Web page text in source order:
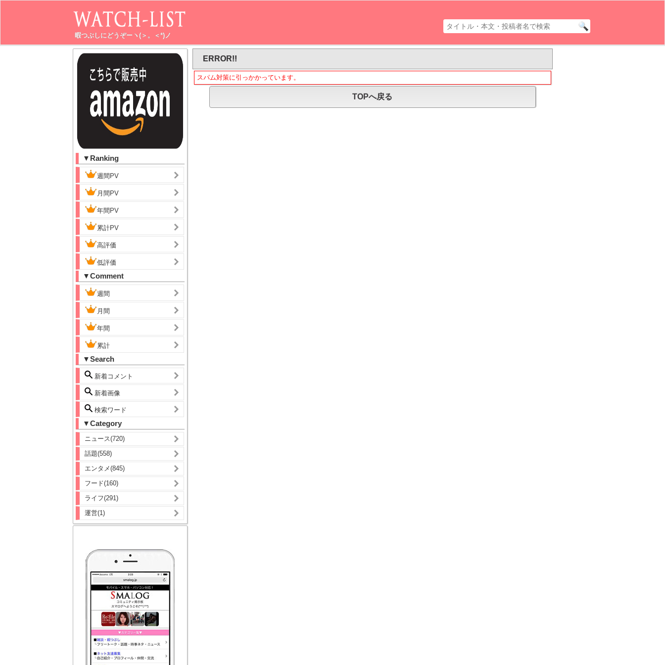
暇つぶしにどうぞーヽ(＞。＜*)ノ
▼Ranking
週間PV
月間PV
年間PV
累計PV
高評価
低評価
▼Comment
週間
月間
年間
累計
▼Search
新着コメント
新着画像
検索ワード
▼Category
ニュース(720)
話題(558)
エンタメ(845)
フード(160)
ライフ(291)
運営(1)
ERROR!!
スパム対策に引っかかっています。
TOPへ戻る